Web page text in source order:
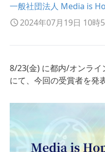
一般社団法人 Media is
2024年07月19日 10時
8/23(金) に都内/オンライ
にて、今回の受賞者を発